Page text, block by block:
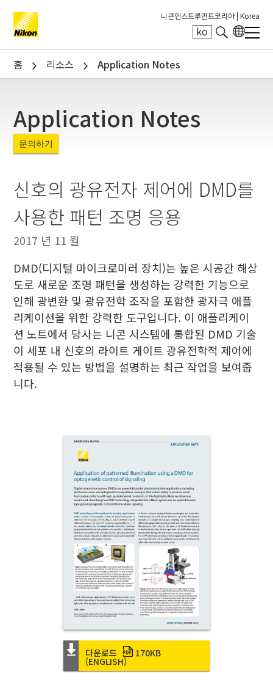
니콘인스트루먼트코리아 | Korea
ko
Search keyword(s)
홈 리소스 Application Notes
Application Notes
문의하기
다운로드 170KB
(ENGLISH)
신호의 광유전자 제어에 DMD를
사용한 패턴 조명 응용
2017 년 11 월
DMD(디지털 마이크로미러 장치)는 높은 시공간 해상
도로 새로운 조명 패턴을 생성하는 강력한 기능으로
인해 광변환 및 광유전학 조작을 포함한 광자극 애플
리케이션을 위한 강력한 도구입니다. 이 애플리케이
션 노트에서 당사는 니콘 시스템에 통합된 DMD 기술
이 세포 내 신호의 라이트 게이트 광유전학적 제어에
적용될 수 있는 방법을 설명하는 최근 작업을 보여줍
니다.